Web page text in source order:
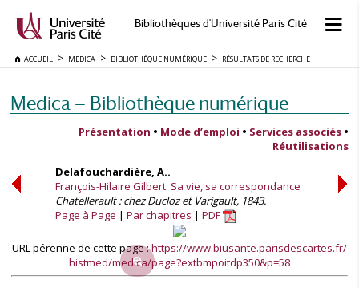
Bibliothèques d'Université Paris Cité
ACCUEIL MEDICA BIBLIOTHÈQUE NUMÉRIQUE RÉSULTATS DE RECHERCHE
Medica — Bibliothèque numérique
Présentation • Mode d’emploi • Services associés •
Réutilisations
Delafouchardière, A..
François-Hilaire Gilbert. Sa vie, sa correspondance
Chatellerault : chez Ducloz et Varigault, 1843.
Page à Page
Par chapitres PDF
URL pérenne de cette page :https://www.biusante.parisdescartes.fr/
histmed/medica/page?extbmpoitdp350&p=58